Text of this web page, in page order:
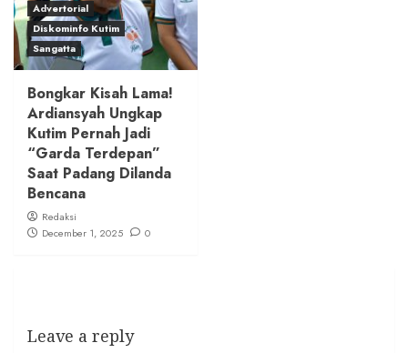
Advertorial
Diskominfo Kutim
Sangatta
Bongkar Kisah Lama!
Ardiansyah Ungkap
Kutim Pernah Jadi
“Garda Terdepan”
Saat Padang Dilanda
Bencana
Redaksi
December 1, 2025
0
Leave a reply